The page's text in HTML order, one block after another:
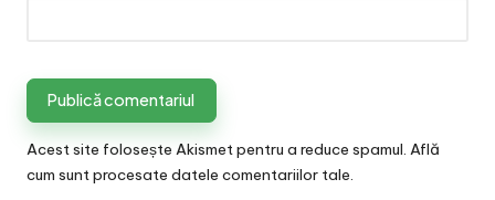
Acest site folosește Akismet pentru a reduce spamul. Află
cum sunt procesate datele comentariilor tale.